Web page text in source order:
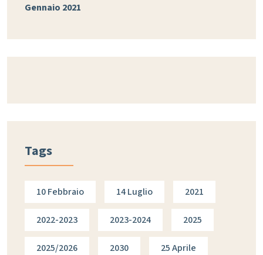
Gennaio 2021
Tags
10 Febbraio 14 Luglio 2021
2022-2023 2023-2024 2025
2025/2026 2030 25 Aprile